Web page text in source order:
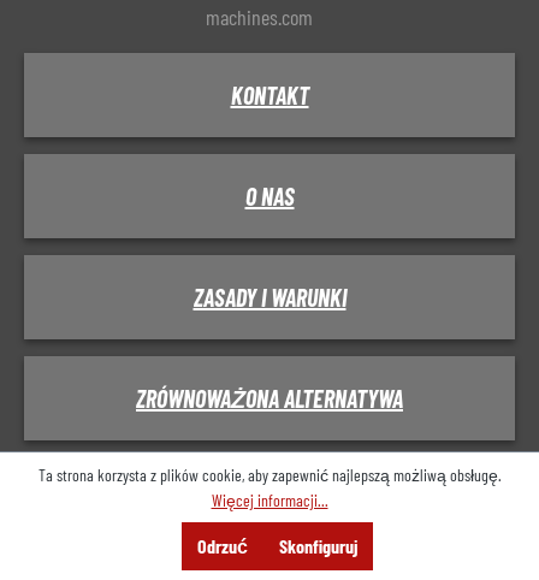
Konsultacje Szukaj
machines.com
KONTAKT
O NAS
ZASADY I WARUNKI
ZRÓWNOWAŻONA ALTERNATYWA
PRYWATNOŚĆ
Ta strona korzysta z plików cookie, aby zapewnić najlepszą możliwą obsługę.
Więcej informacji...
Odrzuć Skonfiguruj